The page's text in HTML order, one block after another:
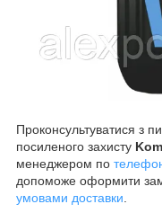
Проконсультуватися з
посиленого захисту
менеджером по
допоможе оформити
умовами доставки.